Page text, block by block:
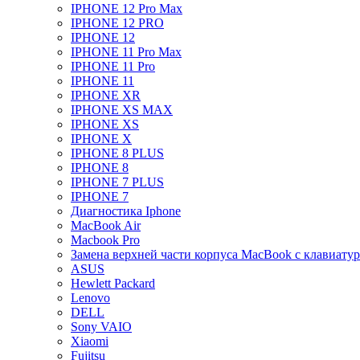
IPHONE 12 Pro Max
IPHONE 12 PRO
IPHONE 12
IPHONE 11 Pro Max
IPHONE 11 Pro
IPHONE 11
IPHONE XR
IPHONE XS MAX
IPHONE XS
IPHONE X
IPHONE 8 PLUS
IPHONE 8
IPHONE 7 PLUS
IPHONE 7
Диагностика Iphone
MacBook Air
Macbook Pro
Замена верхней части корпуса MacBook с
ASUS
Hewlett Packard
Lenovo
DELL
Sony VAIO
Xiaomi
Fujitsu